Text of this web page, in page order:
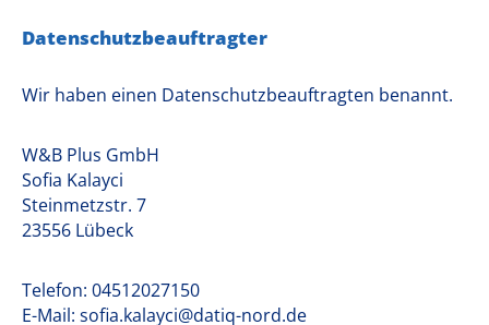
Datenschutz­beauftragter
Wir haben einen Datenschutzbeauftragten benannt.
W&B Plus GmbH
Sofia Kalayci
Steinmetzstr. 7
23556 Lübeck
Telefon: 04512027150
E-Mail: sofia.kalayci@datiq-nord.de